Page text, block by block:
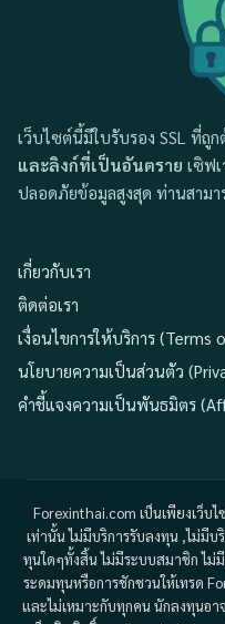
เว็บไซต์นี้มีใบรับรอง SSL ที่ถู
และลิงก์ที่เป็นอันตราย เซิฟ
ปลอดภัยข้อมูลสูงสุด ท่านสามา
เกี่ยวกับเรา
ติดต่อเรา
เงื่อนไขการให้บริการ (Terms
นโยบายความเป็นส่วนตัว
คำชี้แจงความเป็นพันธมิตร
Forexinthai.com เป็นเพียงเว็บ
เท่านั้น ไม่มีบริการรับลงทุน ,ไม่มี
ทุนใดๆทั้งสิ้น ไม่มีระบบสมาชิก ไม่
ระดมทุนหรือการชักชวนให้เทรด
และไม่เหมาะกับทุกคน นักลงทุนอ